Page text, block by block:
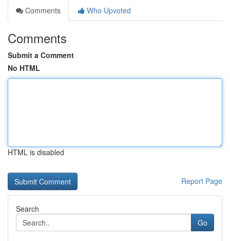
Comments
Who Upvoted
Comments
Submit a Comment
No HTML
HTML is disabled
Report Page
Search
Go